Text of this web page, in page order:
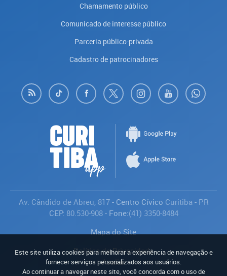
Chamamento público
Comunicado de interesse público
Parceria público-privada
Cadastro de patrocinadores
Av. Cândido de Abreu, 817- Centro Cívico Curitiba - PR
CEP: 80.530-908- Fone:(41) 3350-8484
Mapa do Site
Política de Privacidade
Avaliar
Este site utiliza cookies para melhorar a experiência de navegação e
fornecer serviços personalizados aos usuários.
Ao continuar a navegar neste site, você concorda com o uso de